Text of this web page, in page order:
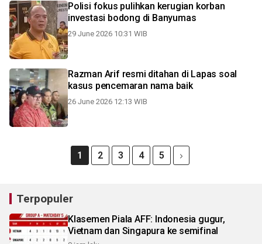
Polisi fokus pulihkan kerugian korban
investasi bodong di Banyumas
29 June 2026 10:31 WIB
Razman Arif resmi ditahan di Lapas soal
kasus pencemaran nama baik
26 June 2026 12:13 WIB
1 2 3 4 5
Terpopuler
Klasemen Piala AFF: Indonesia gugur,
Vietnam dan Singapura ke semifinal